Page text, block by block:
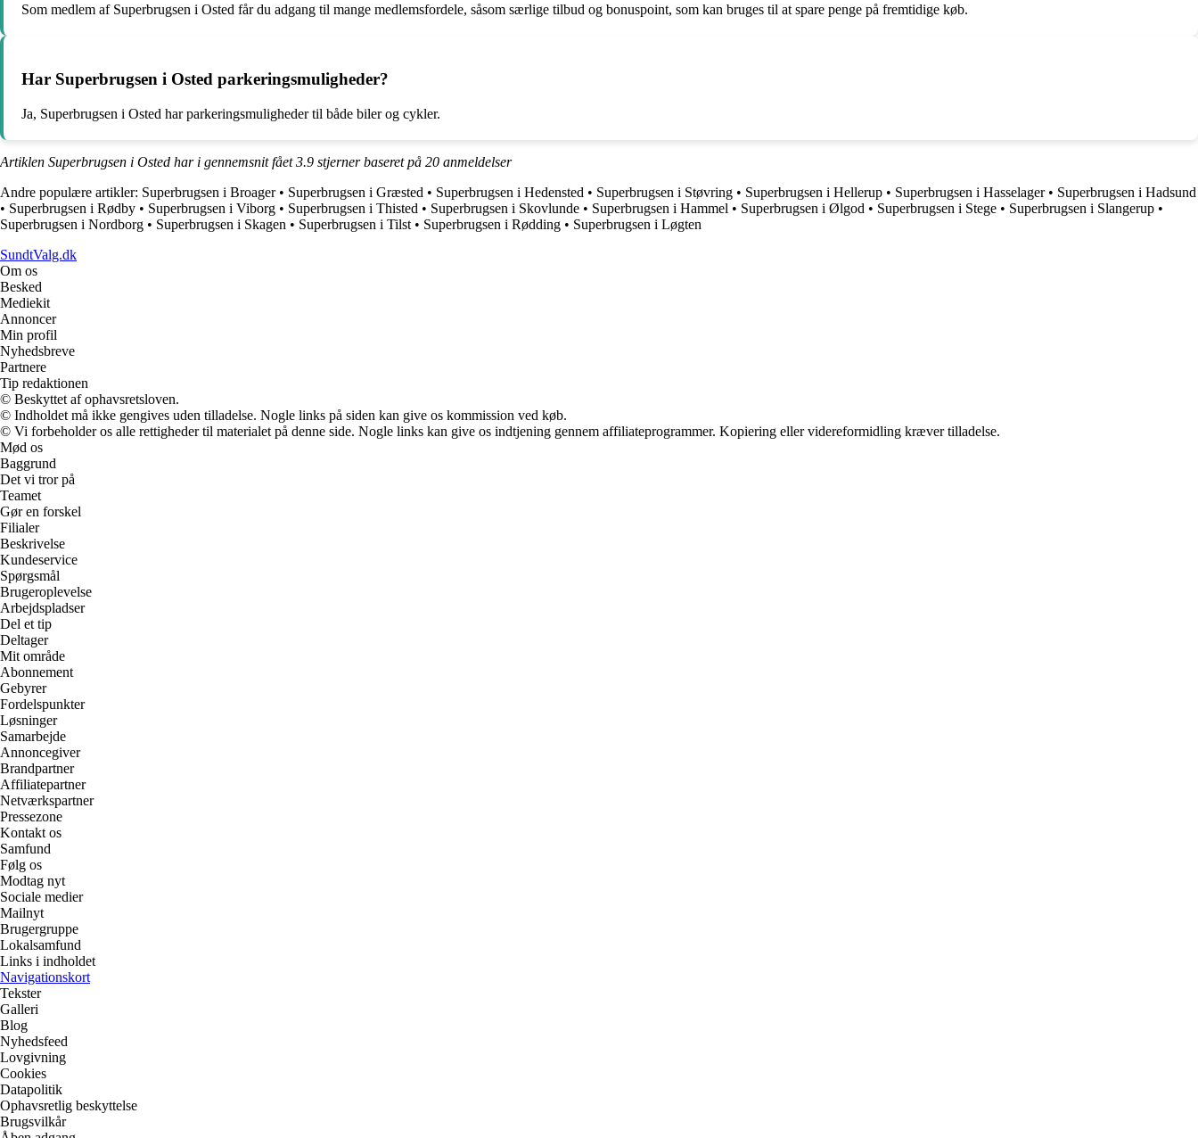
Som medlem af Superbrugsen i Osted får du adgang til mange medlemsfordele, såsom særlige tilbud og bonuspoint, som kan bruges til at spare penge på fremtidige køb.
Har Superbrugsen i Osted parkeringsmuligheder?
Ja, Superbrugsen i Osted har parkeringsmuligheder til både biler og cykler.
Artiklen Superbrugsen i Osted har i gennemsnit fået3.9 stjerner baseret på 20 anmeldelser
Andre populære artikler: Superbrugsen i Broager• Superbrugsen i Græsted • Superbrugsen i Hedensted • Superbrugsen i Støvring • Superbrugsen i Hellerup • Superbrugsen i Hasselager• Superbrugsen i Hadsund
• Superbrugsen i Rødby • Superbrugsen i Viborg • Superbrugsen i Thisted • Superbrugsen i Skovlunde • Superbrugsen i Hammel • Superbrugsen i Ølgod • Superbrugsen i Stege • Superbrugsen i Slangerup •
Superbrugsen i Nordborg • Superbrugsen i Skagen • Superbrugsen i Tilst • Superbrugsen i Rødding • Superbrugsen i Løgten
SundtValg.dk
Om os
Besked
Mediekit
Annoncer
Min profil
Nyhedsbreve
Partnere
Tip redaktionen
© Beskyttet af ophavsretsloven.
© Indholdet må ikke gengives uden tilladelse. Nogle links på siden kan give os kommission ved køb.
© Vi forbeholder os alle rettigheder til materialet på denne side. Nogle links kan give os indtjening gennem affiliateprogrammer. Kopiering eller videreformidling kræver tilladelse.
Mød os
Baggrund
Det vi tror på
Teamet
Gør en forskel
Filialer
Beskrivelse
Kundeservice
Spørgsmål
Brugeroplevelse
Arbejdspladser
Del et tip
Deltager
Mit område
Abonnement
Gebyrer
Fordelspunkter
Løsninger
Samarbejde
Annoncegiver
Brandpartner
Affiliatepartner
Netværkspartner
Pressezone
Kontakt os
Samfund
Følg os
Modtag nyt
Sociale medier
Mailnyt
Brugergruppe
Lokalsamfund
Links i indholdet
Navigationskort
Tekster
Galleri
Blog
Nyhedsfeed
Lovgivning
Cookies
Datapolitik
Ophavsretlig beskyttelse
Brugsvilkår